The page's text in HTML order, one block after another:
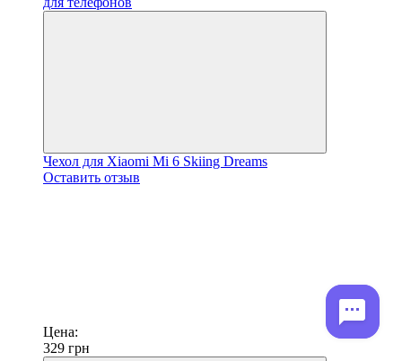
Чехол для Xiaomi Mi 6 Skiing Dreams
Оставить отзыв
Цена:
329 грн